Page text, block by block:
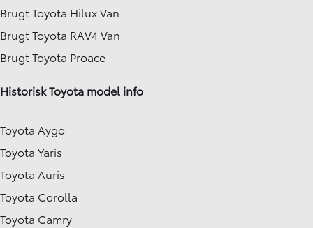
Brugt Toyota Hilux Van
Brugt Toyota RAV4 Van
Brugt Toyota Proace
Historisk Toyota model info
Toyota Aygo
Toyota Yaris
Toyota Auris
Toyota Corolla
Toyota Camry